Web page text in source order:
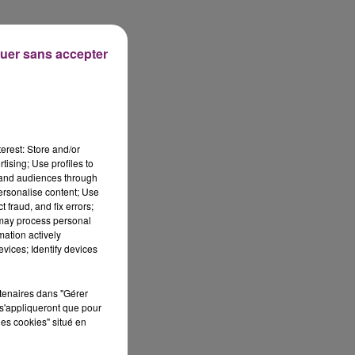
Store and/or
Use profiles to
audiences through
content; Use
fraud, and fix errors;
process personal
actively
Identify devices
dans "Gérer
que pour
cookies" situé en
sans accepter